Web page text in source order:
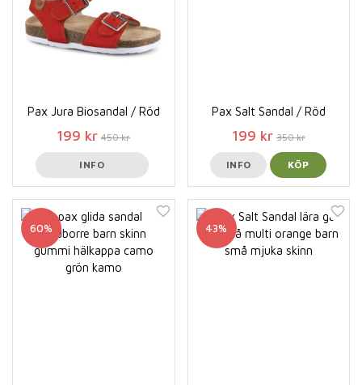
Pax Jura Biosandal / Röd
199 kr 450 kr
INFO
Pax Salt Sandal / Röd
199 kr 350 kr
INFO KÖP
60% 43%